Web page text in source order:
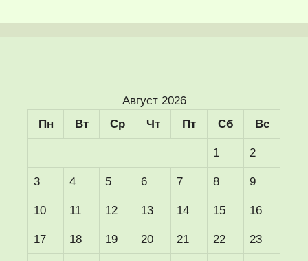
Август 2026
Пн
Вт Ср Чт Пт Сб Вс
1 2
3 4 5 6 7 8 9
10 11 12 13 14 15 16
17 18 19 20 21 22 23